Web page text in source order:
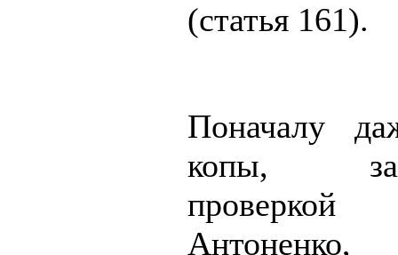
(статья 161).
Поначалу
копы,
проверкой